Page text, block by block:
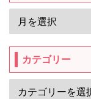
カテゴリー